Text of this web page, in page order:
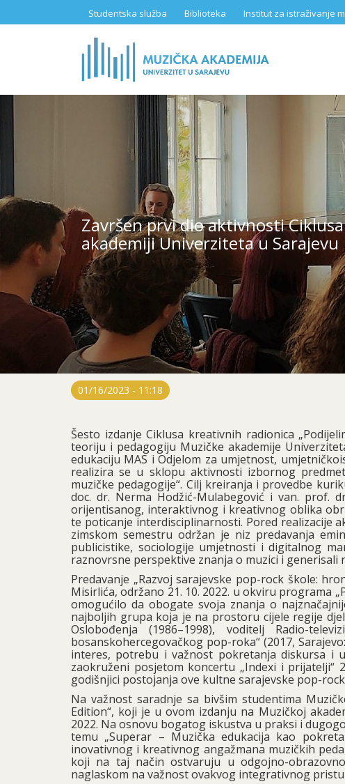
Studentska služba Biblioteka Institut za istraživanje
Završen prvi dio aktivnosti
akademiji Univerziteta u Sarajevu
01/16/2023 - 11:18
Šesto izdanje Ciklusa kreativnih radionica
teoriju i pedagogiju Muzičke akademije
edukaciju MAS i Odjelom za umjetnost,
realizira se u sklopu aktivnosti izbornog
muzičke pedagogije“. Cilj kreiranja i provedbe
doc. dr. Nerma Hodžić-Mulabegović i van. prof.
orijentisanog, interaktivnog i kreativnog oblika
te poticanje interdisciplinarnosti. Pored realizacije
zimskom semestru održan je niz predavanja
publicistike, sociologije umjetnosti i digitalnog
raznovrsne perspektive znanja o muzici i generisali
Predavanje „Razvoj sarajevske pop-rock škole:
Misirlića, održano 21. 10. 2022. u okviru programa
omogućilo da obogate svoja znanja o
najboljih grupa koja je na prostoru cijele regije
Oslobođenja (1986–1998), voditelj Radio-
bosanskohercegovačkog pop-roka“ (2017,
interes, potrebu i važnost pokretanja diskursa i
zaokruženi posjetom koncertu „Indexi i prijatelji“
godišnjici postojanja ove kultne sarajevske pop-
Na važnost saradnje sa bivšim studentima
Edition“, koji je u ovom izdanju na Muzičkoj
2022. Na osnovu bogatog iskustva u praksi i
temu „Superar – Muzička edukacija kao
inovativnog i kreativnog angažmana muzičkih
koji na taj način ostvaruju u odgojno-
naglaskom na važnost ovakvog integrativnog